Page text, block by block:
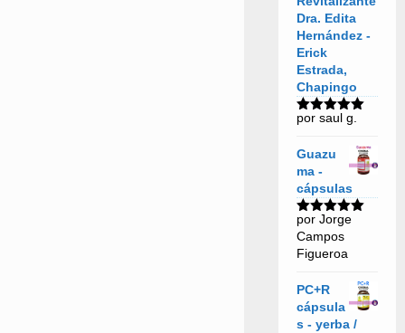
Dra. Edita
Hernández -
Erick
Estrada,
Chapingo
Valorado
por saul g.
Guazu
ma -
cápsulas
Valorado
con5de 5
por Jorge
Campos
Figueroa
PC+R
cápsula
s - yerba /